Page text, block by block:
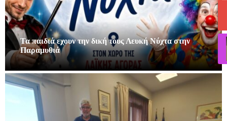
Τα παιδιά εχουν την δική τους Λευκή Νύχτα στην
Παραμυθιά